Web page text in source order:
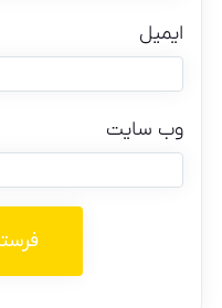
ایمیل
وب‌ سایت